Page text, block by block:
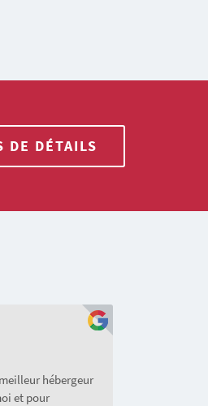
DE DÉTAILS
hébergeur
et pour